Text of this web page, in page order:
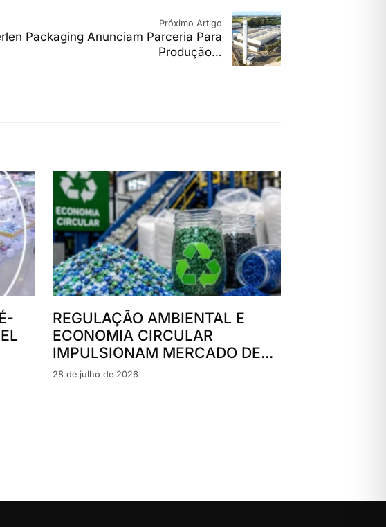
Próximo Artigo
Packaging Anunciam Parceria Para
Produção…
REGULAÇÃO AMBIENTAL E
ECONOMIA CIRCULAR
IMPULSIONAM MERCADO DE...
28 de julho de 2026